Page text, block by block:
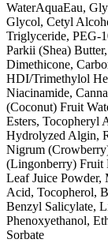
WaterAquaEau,
Glycol, Cetyl
Triglyceride, PEG-
Parkii (Shea)
Dimethicone,
HDI/Trimethylol
Niacinamide,
(Coconut) Fruit
Esters, Tocopheryl
Hydrolyzed Algin,
Nigrum
(Lingonberry) Fruit
Leaf Juice Powder,
Acid, Tocopherol,
Benzyl Salicylate,
Phenoxyethanol,
Sorbate